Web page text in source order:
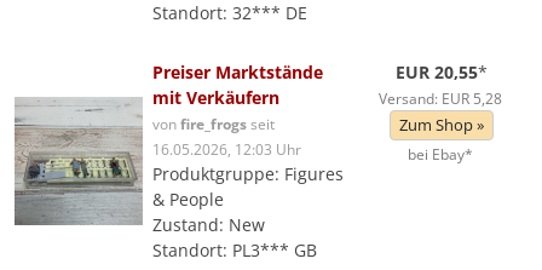
Standort: 32*** DE
Preiser Marktstände
mit Verkäufern
vonfire_frogsseit
16.05.2026, 12:03 Uhr
Produktgruppe: Figures
& People
Zustand: New
Standort: PL3*** GB
EUR 20,55*
Versand: EUR 5,28
Zum Shop »
bei Ebay*